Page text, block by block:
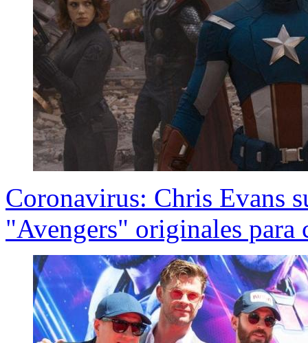
Coronavirus: Chris Evans
"Avengers" originales para